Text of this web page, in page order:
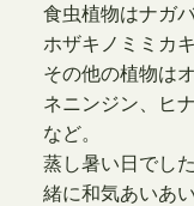
食虫植物はナガ
ホザキノミミカ
その他の植物は
ネニンジン、ヒ
など。
蒸し暑い日でし
緒に和気あいあ